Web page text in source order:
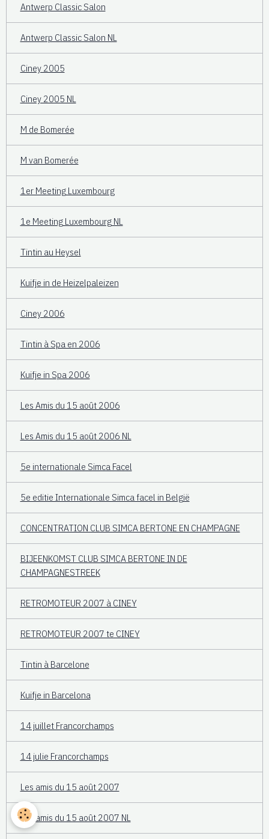
Antwerp Classic Salon
Antwerp Classic Salon NL
Ciney 2005
Ciney 2005 NL
M de Bomerée
M van Bomerée
1er Meeting Luxembourg
1e Meeting Luxembourg NL
Tintin au Heysel
Kuifje in de Heizelpaleizen
Ciney 2006
Tintin à Spa en 2006
Kuifje in Spa 2006
Les Amis du 15 août 2006
Les Amis du 15 août 2006 NL
5e internationale Simca Facel
5e editie Internationale Simca facel in België
CONCENTRATION CLUB SIMCA BERTONE EN CHAMPAGNE
BIJEENKOMST CLUB SIMCA BERTONE IN DE
CHAMPAGNESTREEK
RETROMOTEUR 2007 à CINEY
RETROMOTEUR 2007 te CINEY
Tintin à Barcelone
Kuifje in Barcelona
14 juillet Francorchamps
14 julie Francorchamps
Les amis du 15 août 2007
Les amis du 15 août 2007 NL